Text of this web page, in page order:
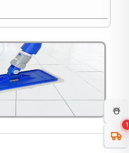
☃️
1